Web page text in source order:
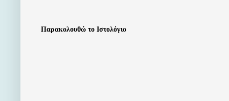
Παρακολουθώ το Ιστολόγιο